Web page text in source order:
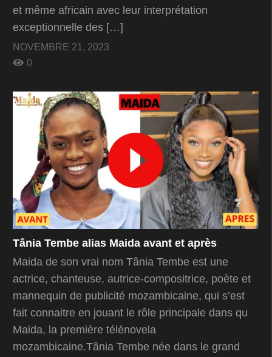
et même africain avec leur interprétation
exceptionnelle des […]
NOVEMBRE 21, 2023
0
Tânia Tembe alias Maida avant et après
Maida de son vrai nom Tânia Tembe est une
actrice, chanteuse, autrice-compositrice, poète et
mannequin de publicité mozambicaine, qui s’est
fait connaitre en jouant le rôle principale dans qu
Maida, la première télénovela
mozambicaine.Tânia Tembe née dans le grand